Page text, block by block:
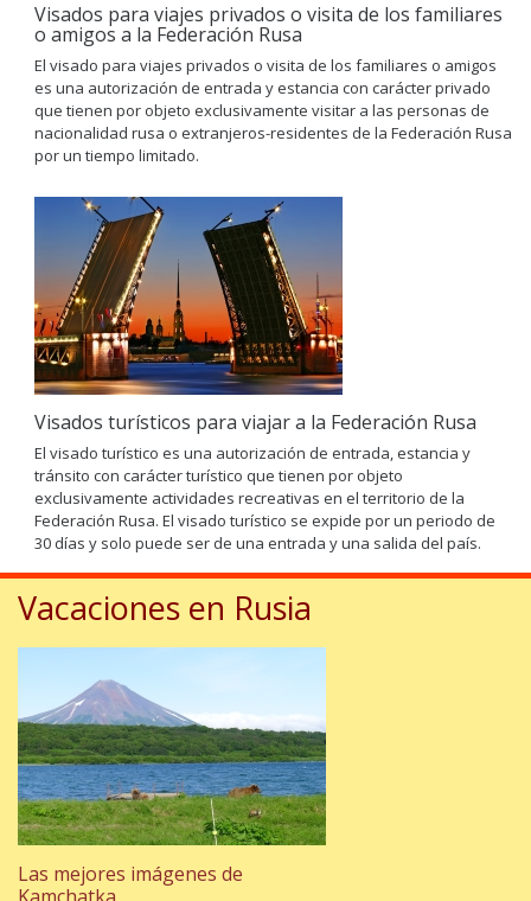
Visados para viajes privados o visita de los familiares
o amigos a la Federación Rusa
El visado para viajes privados o visita de los familiares o amigos
es una autorización de entrada y estancia con carácter privado
que tienen por objeto exclusivamente visitar a las personas de
nacionalidad rusa o extranjeros-residentes de la Federación Rusa
por un tiempo limitado.
Visados turísticos para viajar a la Federación Rusa
El visado turístico es una autorización de entrada, estancia y
tránsito con carácter turístico que tienen por objeto
exclusivamente actividades recreativas en el territorio de la
Federación Rusa. El visado turístico se expide por un periodo de
30 días y solo puede ser de una entrada y una salida del país.
Vacaciones en Rusia
Las mejores imágenes de